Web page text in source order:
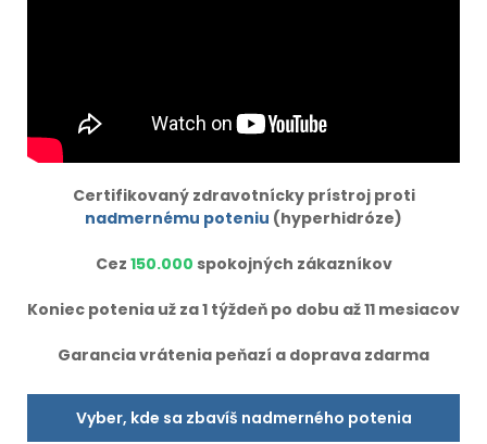
Certifikovaný zdravotnícky prístroj proti
nadmernému poteniu (hyperhidróze)
Cez 150.000 spokojných zákazníkov
Koniec potenia už za 1 týždeň po dobu až 11 mesiacov
Garancia vrátenia peňazí a doprava zdarma
Vyber, kde sa zbavíš nadmerného potenia